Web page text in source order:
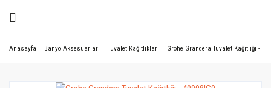
Anasayfa Banyo Aksesuarları Tuvalet Kağıtlıkları Grohe Grandera Tuvalet Kağıtlığı -